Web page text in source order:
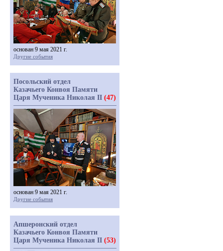
основан 9 мая 2021 г.
Другие события
Посольский отдел
Казачьего Конвоя Памяти
Царя Мученика Николая II (47)
основан 9 мая 2021 г.
Другие события
Апшеронский отдел
Казачьего Конвоя Памяти
Царя Мученика Николая II (53)